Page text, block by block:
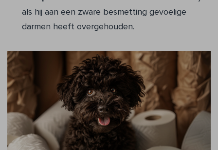
als hij aan een zware besmetting gevoelige
darmen heeft overgehouden.